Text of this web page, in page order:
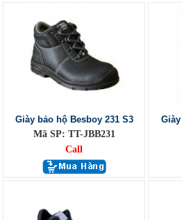
Giày bảo hộ Besboy 231 S3
Mã SP: TT-JBB231
Call